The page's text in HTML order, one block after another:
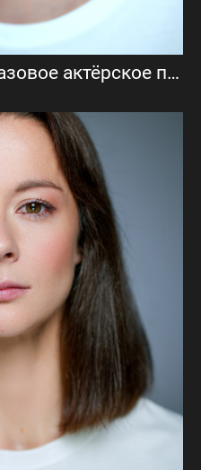
Валентин Жилкин (базовое актёрское портфолио)